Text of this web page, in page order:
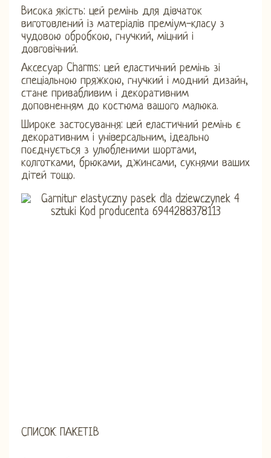
Висока якість: цей ремінь для дівчаток
виготовлений із матеріалів преміум-класу з
чудовою обробкою, гнучкий, міцний і
довговічний.
Аксесуар Charms: цей еластичний ремінь зі
спеціальною пряжкою, гнучкий і модний дизайн,
стане привабливим і декоративним
доповненням до костюма вашого малюка.
Широке застосування: цей еластичний ремінь є
декоративним і універсальним, ідеально
поєднується з улюбленими шортами,
колготками, брюками, джинсами, сукнями ваших
дітей тощо.
СПИСОК ПАКЕТІВ